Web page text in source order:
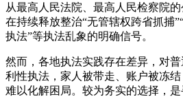
从最高人民法院、最高人民检察院
在持续释放整治“无管辖权跨省抓捕
执法”等执法乱象的明确信号。
然而，各地执法实践存在差异，对
利性执法，家人被带走、账户被冻
难以化解困局。较为务实的选择，